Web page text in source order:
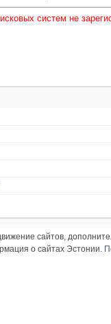
систем не
сайтов,
о сайтах Эстонии.